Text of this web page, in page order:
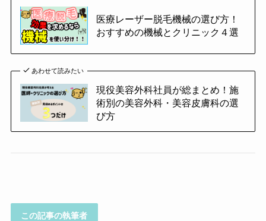
医療レーザー脱毛機械の選び方！
おすすめの機械とクリニック４選
あわせて読みたい
現役美容外科社員が総まとめ！施
術別の美容外科・美容皮膚科の選
び方
この記事の執筆者